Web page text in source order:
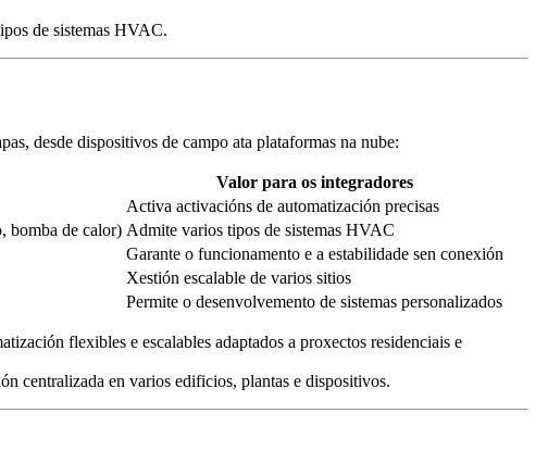
de sistemas HVAC.
desde dispositivos de campo ata plataformas na nube:
Valor para os integradores
Activa activacións de automatización precisas
bomba de calor) Admite varios tipos de sistemas HVAC
Garante o funcionamento e a estabilidade sen conexión
Xestión escalable de varios sitios
Permite o desenvolvemento de sistemas personalizados
flexibles e escalables adaptados a proxectos residenciais e
centralizada en varios edificios, plantas e dispositivos.